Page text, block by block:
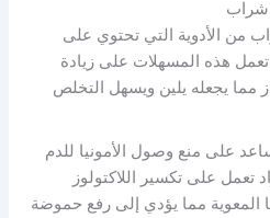
شراب
من الأدوية التي تحتوي على
هذه المسهلات على زيادة
مما يجعله يلين ويسهل التخلص
على منع وصول الأمونيا للدم
تعمل على تكسير اللاكتولوز
المعوية مما يؤدي إلى رفع حموضة